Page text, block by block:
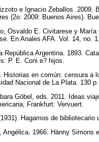
e Ignacio Zeballos. 2009.
(2o: 2009: Buenos Aires).
Osvaldo E. Civitarese y
En Anales AFA. Vol. 14, no.
República Argentina. 1893.
P. E. Coni e? hijos.
Historias en común: censura a
Nacional de La Plata. 130
Göbel, eds. 2011. Ideas
Frankfurt: Vervuert.
Hagamos de
Angélica. 1966. Hänny